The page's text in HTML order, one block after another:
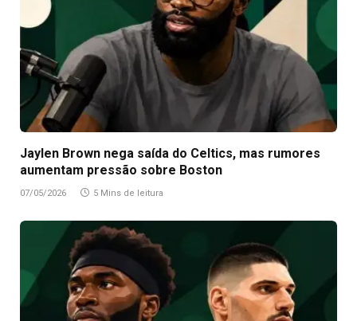
Jaylen Brown nega saída do Celtics, mas rumores
aumentam pressão sobre Boston
07/05/2026 5 Mins de leitura